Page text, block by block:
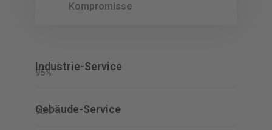
Kompromisse
Industrie-Service
95%
Gebäude-Service
90%